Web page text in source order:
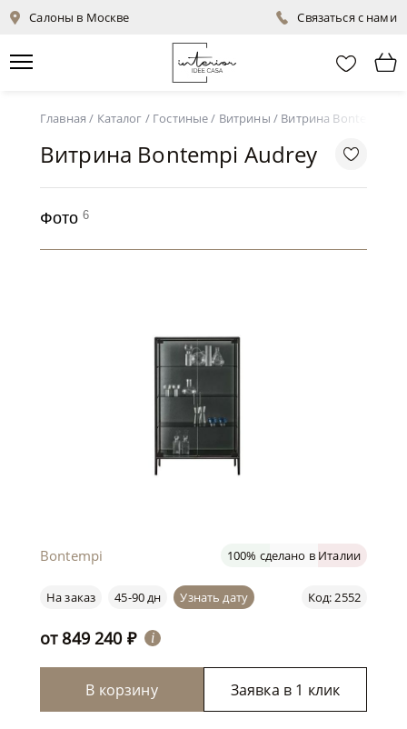
Салоны в Москве Связаться с нами
Главная / Каталог / Гостиные/ Витрины / Витрина Bontempi
Витрина Bontempi Audrey
Фото 6
Bontempi 100% сделано в Италии
Код: 2552
На заказ 45-90 дн Узнать дату
от 849 240 ₽ i
В корзину Заявка в 1 клик